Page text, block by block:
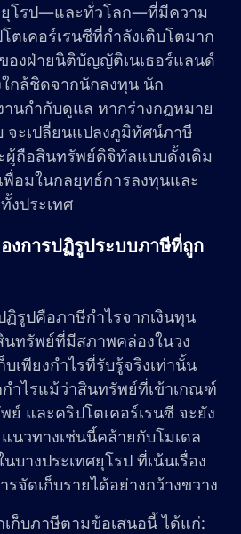
ยุโรป—และทั่วโลก—ที่มีความ
ตเคอร์เรนซีที่กำลังเติบโตมาก
องฝ่ายนิติบัญญัติเนเธอร์แลนด์
กล้ชิดจากนักลงทุน นัก
านกำกับดูแล หากร่างกฎหมาย
จะเปลี่ยนแปลงภูมิทัศน์ภาษี
ผู้ถือสินทรัพย์ดิจิทัลแบบดั้งเดิม
พื่อมในกลยุทธ์การลงทุนและ
งประเทศ
งการปฏิรูประบบภาษีที่ถูก
รูปคือภาษีกำไรจากเงินทุน
นทรัพย์ที่มีสภาพคล่องในวง
เพียงกำไรที่รับรู้จริงเท่านั้น
ำไรแม้ว่าสินทรัพย์ที่เข้าเกณฑ์
และคริปโตเคอร์เรนซี จะยัง
นวทางเช่นนี้คล้ายกับโมเดล
บางประเทศยุโรป ที่เน้นเรื่อง
รจัดเก็บรายได้อย่างกว้างขวาง
ก็บภาษีตามข้อเสนอนี้ ได้แก่: